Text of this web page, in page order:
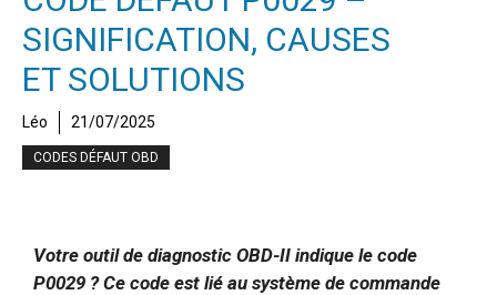
SIGNIFICATION, CAUSES
ET SOLUTIONS
Léo 21/07/2025
CODES DÉFAUT OBD
Votre outil de diagnostic OBD-II indique le code
P0029 ? Ce code est lié au système de commande